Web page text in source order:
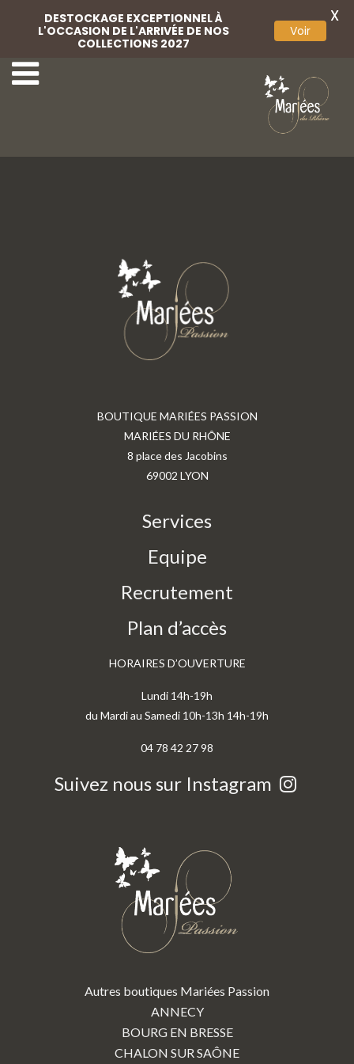
Marylise aa
BOUTIQUE MARIÉES PASSION
MARIÉES DU RHÔNE
8 place des Jacobins
69002 LYON
Services
Equipe
Recrutement
Plan d’accès
HORAIRES D’OUVERTURE
Lundi 14h-19h
du Mardi au Samedi 10h-13h 14h-19h
04 78 42 27 98
Suivez nous sur Instagram
Autres boutiques Mariées Passion
ANNECY
BOURG EN BRESSE
CHALON SUR SAÔNE
DESTOCKAGE EXCEPTIONNEL À
L'OCCASION DE L'ARRIVÉE DE NOS
COLLECTIONS 2027
Voir
X